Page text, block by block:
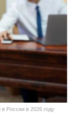
России в 2026 году